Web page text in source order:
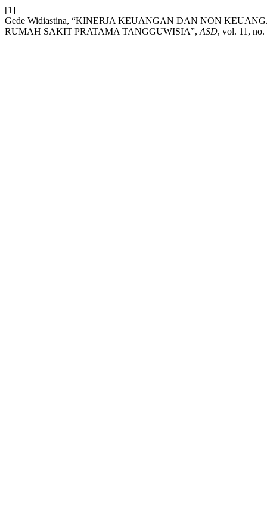
[1]
Gede Widiastina, “KINERJA KEUANGAN DAN NON
RUMAH SAKIT PRATAMA TANGGUWISIA”, ASD, vol. 11,